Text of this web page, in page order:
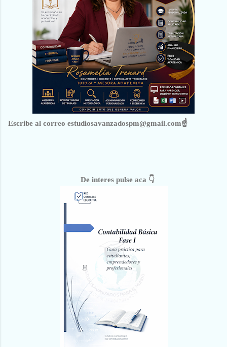
Escribe al correo estudiosavanzadospm@gmail.com☝
De interes pulse aca 👇